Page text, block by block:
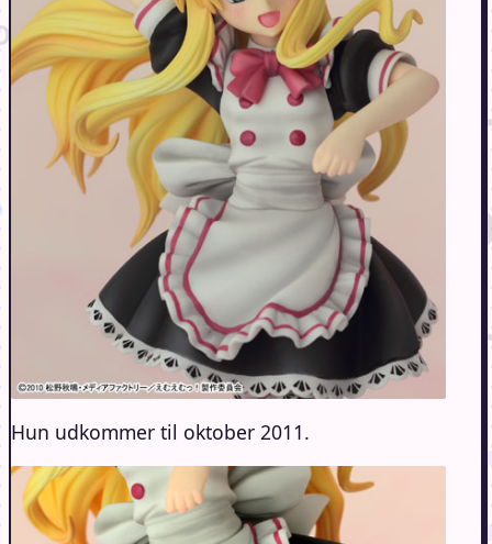
Hun udkommer til oktober 2011.